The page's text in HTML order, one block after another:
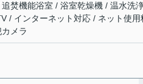
追焚機能浴室 / 浴室乾燥機 / 温水洗
/ インターネット対応 / ネット使
メラ